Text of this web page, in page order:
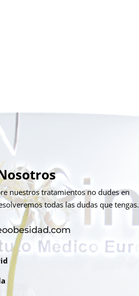
nuestros tratamientos no dudes en
todas las dudas que tengas.